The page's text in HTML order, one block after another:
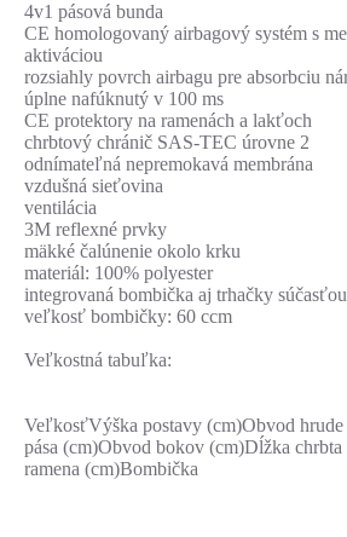
4v1 pásová bunda
CE homologovaný airbagový systém s
aktiváciou
rozsiahly povrch airbagu pre absorbciu
úplne nafúknutý v 100 ms
CE protektory na ramenách a lakťoch
chrbtový chránič SAS-TEC úrovne 2
odnímateľná nepremokavá membrána
vzdušná sieťovina
ventilácia
3M reflexné prvky
mäkké čalúnenie okolo krku
materiál: 100% polyester
integrovaná bombička aj trhačky
veľkosť bombičky: 60 ccm
Veľkostná tabuľka:
VeľkosťVýška postavy (cm)Obvod
pása (cm)Obvod bokov (cm)Dĺžka
ramena (cm)Bombička